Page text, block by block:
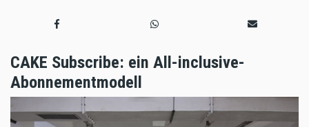
CAKE Subscribe: ein All-inclusive-
Abonnementmodell